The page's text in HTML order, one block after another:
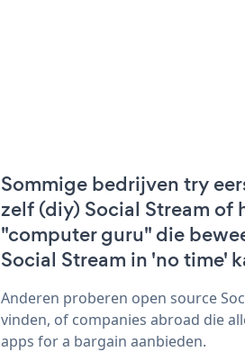
Sommige bedrijven try
zelf (diy) Social Stream of
"computer guru" die
Social Stream in 'no time'
Anderen proberen open source
vinden, of companies abroad die
apps for a bargain aanbieden.